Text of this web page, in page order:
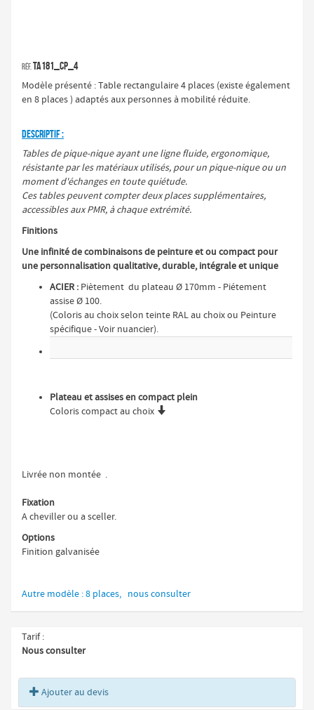
Réf. TA181_CP_4
Modèle présenté : Table rectangulaire 4 places (existe également
en 8 places ) adaptés aux personnes à mobilité réduite.
DESCRIPTIF :
Tables de pique-nique ayant une ligne fluide, ergonomique,
résistante par les matériaux utilisés, pour un pique-nique ou un
moment d'échanges en toute quiétude.
Ces tables peuvent compter deux places supplémentaires,
accessibles aux PMR, à chaque extrémité.
Finitions
Une infinité de combinaisons de peinture et ou compact pour
une personnalisation qualitative, durable, intégrale et unique
ACIER : Piètement du plateau Ø 170mm - Piétement
assise Ø 100.
(Coloris au choix selon teinte RAL au choix ou Peinture
spécifique - Voir nuancier).
Plateau et assises en compact plein
Coloris compact au choix 
Livrée non montée .
Fixation
A cheviller ou a sceller.
Options
Finition galvanisée
Autre modèle : 8 places, nous consulter
Tarif
Nous consulter
Ajouter au devis